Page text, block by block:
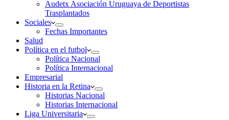
Audetx Asociación Uruguaya de Deportistas
Trasplantados
Sociales
Fechas Importantes
Salud
Política en el futbol
Política Nacional
Política Internacional
Empresarial
Historia en la Retina
Historias Nacional
Historias Internacional
Liga Universitaria